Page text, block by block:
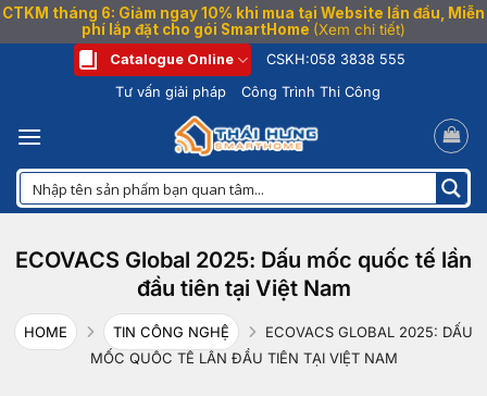
CTKM tháng 6: Giảm ngay 10% khi mua tại Website lần đầu, Miễn
phí lắp đặt cho gói SmartHome (Xem chi tiết)
dung
Catalogue Online CSKH:058 3838 555
Tư vấn giải pháp
Công Trình Thi Công
ECOVACS Global 2025: Dấu mốc quốc tế lần
đầu tiên tại Việt Nam
HOME TIN CÔNG NGHỆ
ECOVACS GLOBAL 2025: DẤU
MỐC QUỐC TẾ LẦN ĐẦU TIÊN TẠI VIỆT NAM